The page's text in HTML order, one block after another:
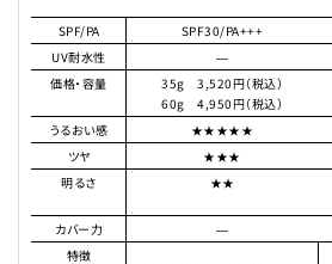
SPF/PA SPF30/PA+++
UV耐水性
―
価格・容量
35g 3,520円（税込）
60g 4,950円（税込）
うるおい感
★★★★★
ツヤ
★★★
明るさ
★★
カバー力 ―
特徴